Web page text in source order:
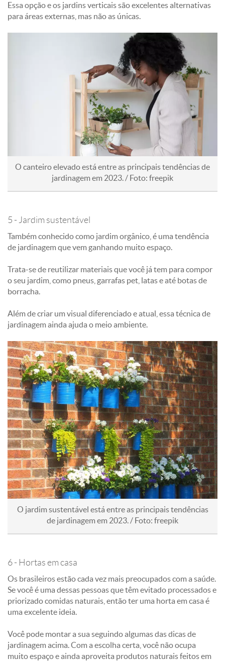
Essa opção e os jardins verticais são excelentes alternativas
para áreas externas, mas não as únicas.
O canteiro elevado está entre as principais tendências de
jardinagem em 2023. / Foto: freepik
5 - Jardim sustentável
Também conhecido como jardim orgânico, é uma tendência
de jardinagem que vem ganhando muito espaço.
Trata-se de reutilizar materiais que você já tem para compor
o seu jardim, como pneus, garrafas pet, latas e até botas de
borracha.
Além de criar um visual diferenciado e atual, essa técnica de
jardinagem ainda ajuda o meio ambiente.
O jardim sustentável está entre as principais tendências
de jardinagem em 2023. / Foto: freepik
6 - Hortas em casa
Os brasileiros estão cada vez mais preocupados com a saúde.
Se você é uma dessas pessoas que têm evitado processados e
priorizado comidas naturais, então ter uma horta em casa é
uma excelente ideia.
Você pode montar a sua seguindo algumas das dicas de
jardinagem acima. Com a escolha certa, você não ocupa
muito espaço e ainda aproveita produtos naturais feitos em